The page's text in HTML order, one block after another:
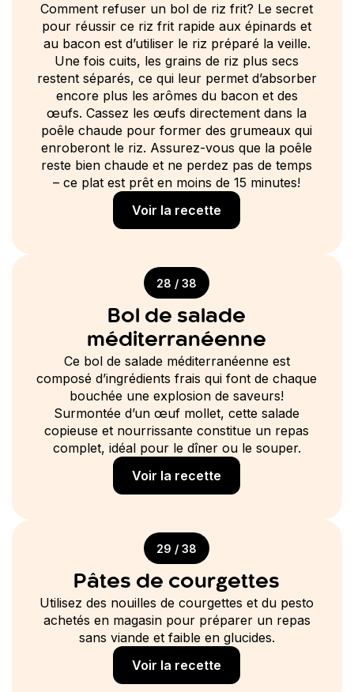
Comment refuser un bol de riz frit? Le secret
pour réussir ce riz frit rapide aux épinards et
au bacon est d’utiliser le riz préparé la veille.
Une fois cuits, les grains de riz plus secs
restent séparés, ce qui leur permet d’absorber
encore plus les arômes du bacon et des
œufs. Cassez les œufs directement dans la
poêle chaude pour former des grumeaux qui
enroberont le riz. Assurez-vous que la poêle
reste bien chaude et ne perdez pas de temps
– ce plat est prêt en moins de 15 minutes!
Voir la recette
28 / 38
Bol de salade
méditerranéenne
Ce bol de salade méditerranéenne est
composé d’ingrédients frais qui font de chaque
bouchée une explosion de saveurs!
Surmontée d’un œuf mollet, cette salade
copieuse et nourrissante constitue un repas
complet, idéal pour le dîner ou le souper.
Voir la recette
29 / 38
Pâtes de courgettes
Utilisez des nouilles de courgettes et du pesto
achetés en magasin pour préparer un repas
sans viande et faible en glucides.
Voir la recette